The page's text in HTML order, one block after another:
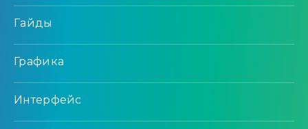
Гайды
Графика
Интерфейс